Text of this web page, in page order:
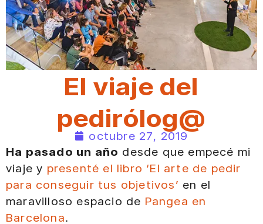
El viaje del
pedirólog@
octubre 27, 2019
Ha pasado un año desde que empecé mi
viaje y presenté el libro ‘El arte de pedir
para conseguir tus objetivos’ en el
maravilloso espacio de Pangea en
Barcelona.